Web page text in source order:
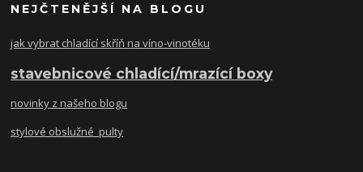
NEJČTENĚJŠÍ NA BLOGU
jak vybrat chladící skříň na víno-vinotéku
stavebnicové chladící/mrazící boxy
novinky z našeho blogu
stylové obslužné pulty